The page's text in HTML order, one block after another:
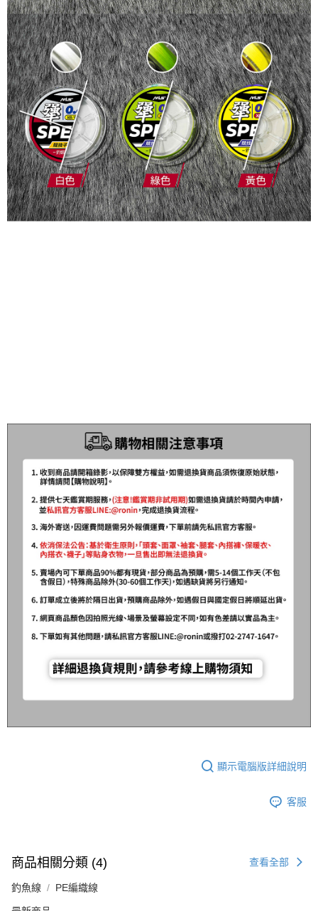
顯示電腦版詳細說明
客服
商品相關分類 (4) 查看全部
釣魚線 PE編織線